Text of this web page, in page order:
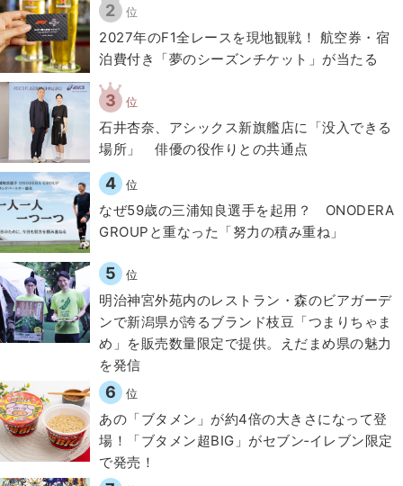
2 位
2027年のF1全レースを現地観戦！ 航空券・宿
泊費付き「夢のシーズンチケット」が当たる
3 位
石井杏奈、アシックス新旗艦店に「没入できる
場所」 俳優の役作りとの共通点
4 位
なぜ59歳の三浦知良選手を起用？ ONODERA
GROUPと重なった「努力の積み重ね」
5 位
明治神宮外苑内のレストラン・森のビアガーデ
ンで新潟県が誇るブランド枝豆「つまりちゃま
め」を販売数量限定で提供。えだまめ県の魅力
を発信
6 位
あの「ブタメン」が約4倍の大きさになって登
場！「ブタメン超BIG」がセブン‐イレブン限定
で発売！